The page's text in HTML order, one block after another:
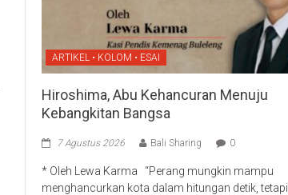
ARTIKEL • KOLOM • ESAI
Hiroshima, Abu Kehancuran Menuju
Kebangkitan Bangsa
7 Agustus 2026 Bali Sharing 0
* Oleh Lewa Karma “Perang mungkin mampu
menghancurkan kota dalam hitungan detik, tetapi